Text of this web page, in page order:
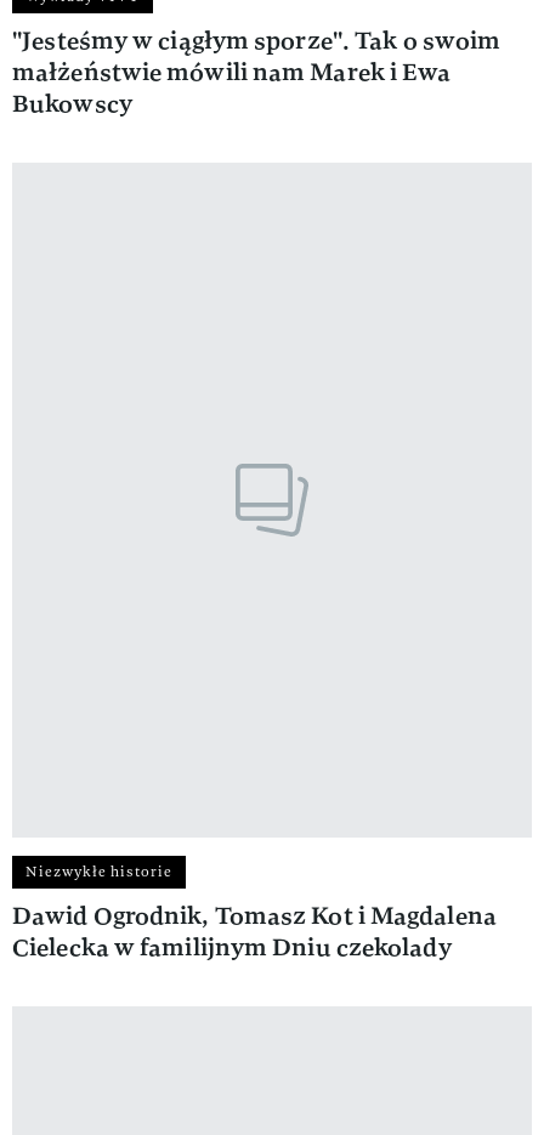
''Jesteśmy w ciągłym sporze''. Tak o swoim
małżeństwie mówili nam Marek i Ewa
Bukowscy
Niezwykłe historie
Dawid Ogrodnik, Tomasz Kot i Magdalena
Cielecka w familijnym Dniu czekolady